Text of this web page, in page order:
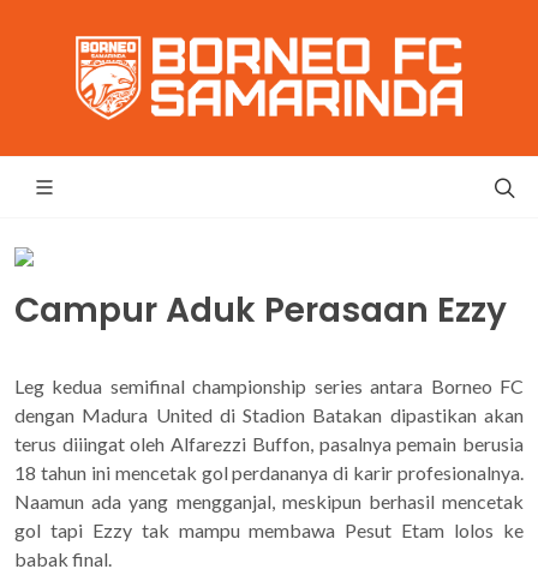
Campur Aduk Perasaan Ezzy
Leg kedua semifinal championship series antara Borneo FC
dengan Madura United di Stadion Batakan dipastikan akan
terus diiingat oleh Alfarezzi Buffon, pasalnya pemain berusia
18 tahun ini mencetak gol perdananya di karir profesionalnya.
Naamun ada yang mengganjal, meskipun berhasil mencetak
gol tapi Ezzy tak mampu membawa Pesut Etam lolos ke
babak final.